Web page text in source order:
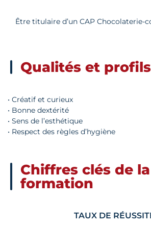
Être titulaire d’un CAP Chocolaterie-
Qualités et
• Créatif et curieux
• Bonne dextérité
• Sens de l’esthétique
• Respect des règles d’hygiène
Chiffres clés de la
formation
TAUX DE